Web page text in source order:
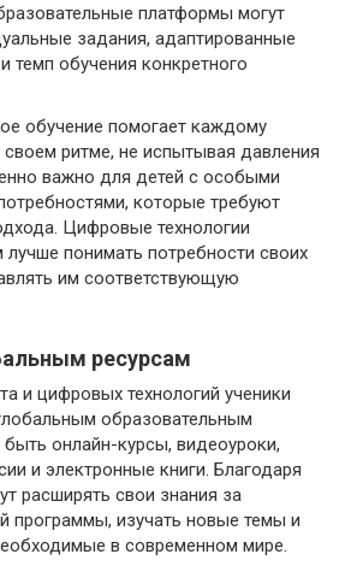
платформы могут
задания, адаптированные
темп обучения конкретного
обучение помогает каждому
своем ритме, не испытывая давления
важно для детей с особыми
которые требуют
Цифровые технологии
лучше понимать потребности своих
им соответствующую
ресурсам
и цифровых технологий ученики
образовательным
онлайн-курсы, видеоуроки,
и электронные книги. Благодаря
расширять свои знания за
программы, изучать новые темы и
в современном мире.